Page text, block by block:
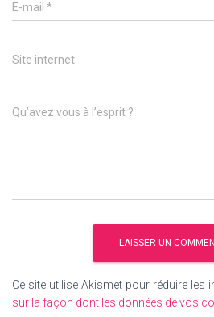
E-mail *
Site internet
Qu’avez vous à l’esprit ?
Ce site utilise Akismet pour réduire les
sur la façon dont les données de vos